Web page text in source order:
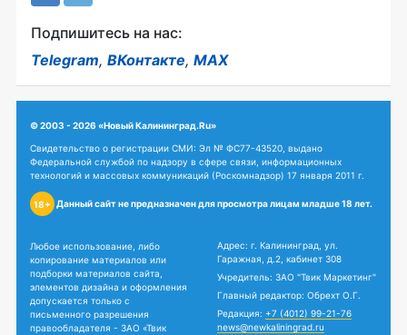
Подпишитесь на нас:
Telegram, ВКонтакте, MAX
© 2003 - 2026 «Новый Калининград.Ru»
Свидетельство о регистрации СМИ: Эл № ФС77-43520, выдано
Федеральной службой по надзору в сфере связи, информационных
технологий и массовых коммуникаций (Роскомнадзор) 17 января 2011 г.
18+ Данный сайт не предназначен для просмотра лицам младше 18 лет.
Любое использование, либо
копирование материалов или
подборки материалов сайта,
элементов дизайна и оформления
допускается только с
письменного разрешения
правообладателя - ЗАО «Твик
Адрес: г. Калининград, ул.
Гаражная, д.2, кабинет 308
Учредитель: ЗАО "Твик Маркетинг"
Главный редактор: Обрехт О.Г.
Редакция: +7 (4012) 99-21-76
news@newkaliningrad.ru